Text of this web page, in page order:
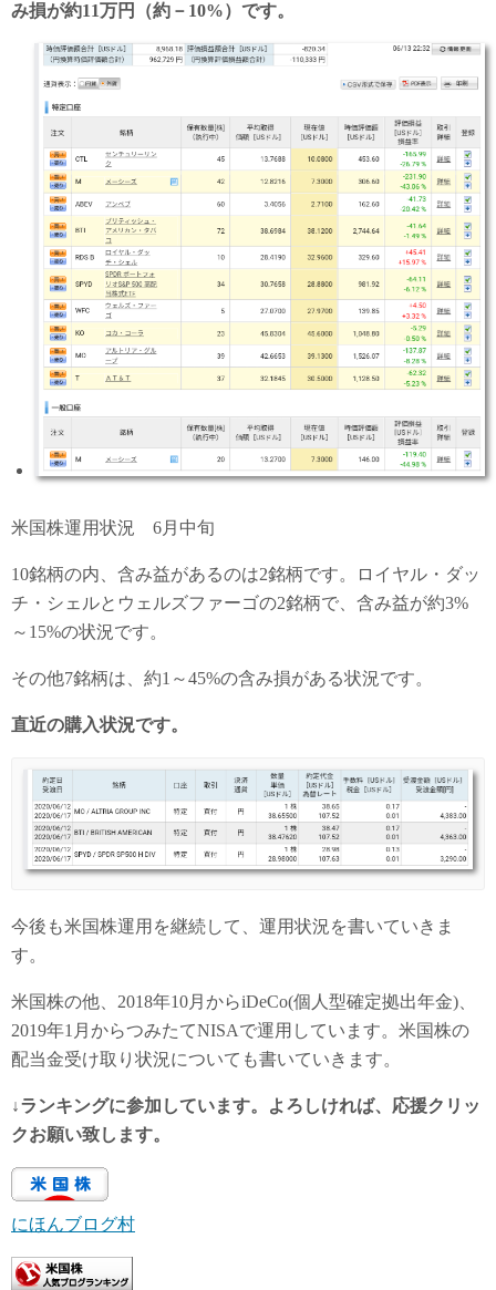
み損が約11万円（約－10%）です。
米国株運用状況 6月中旬
10銘柄の内、含み益があるのは2銘柄です。ロイヤル・ダッ
チ・シェルとウェルズファーゴの2銘柄で、含み益が約3%
～15%の状況です。
その他7銘柄は、約1～45%の含み損がある状況です。
直近の購入状況です。
今後も米国株運用を継続して、運用状況を書いていきま
す。
米国株の他、2018年10月からiDeCo(個人型確定拠出年金)、
2019年1月からつみたてNISAで運用しています。米国株の
配当金受け取り状況についても書いていきます。
↓ランキングに参加しています。よろしければ、応援クリッ
クお願い致します。
にほんブログ村